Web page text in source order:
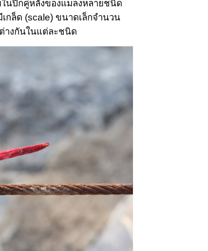
นปีกคู่หลังของแมลงหลายชนิด
กล็ด (scale) ขนาดเล็กจำนวน
างกันในแต่ละชนิด